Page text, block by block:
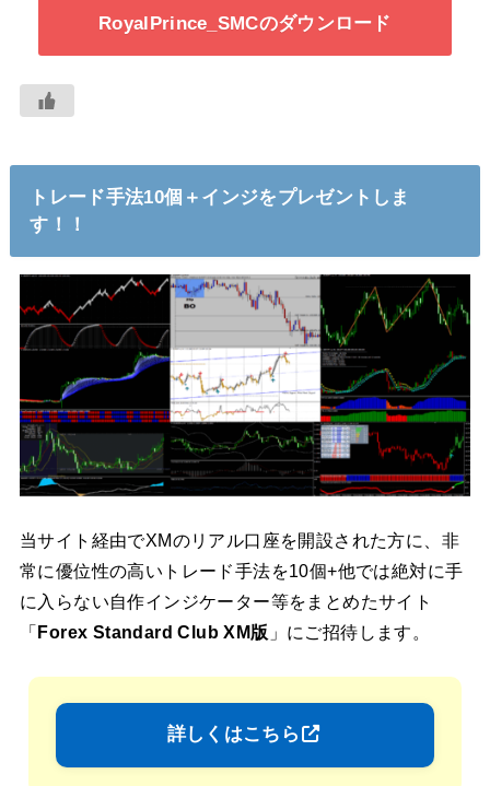
RoyalPrince_SMCのダウンロード
トレード手法10個＋インジをプレゼントしま
す！！
当サイト経由でXMのリアル口座を開設された方に、非
常に優位性の高いトレード手法を10個+他では絶対に手
に入らない自作インジケーター等をまとめたサイト
「 Forex Standard Club XM版 」にご招待します。
詳しくはこちら